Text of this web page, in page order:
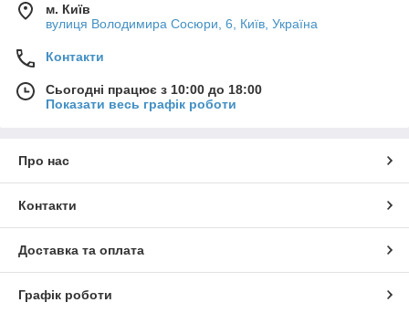
м. Київ
вулиця Володимира Сосюри, 6, Київ, Україна
Контакти
Сьогодні працює з 10:00 до 18:00
Показати весь графік роботи
Про нас
Контакти
Доставка та оплата
Графік роботи